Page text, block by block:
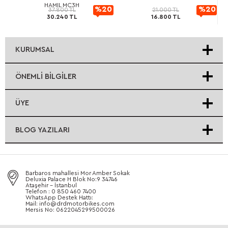
HAMIL MC3H
37.800 TL
30.240 TL
%20
İndirimli
21.000 TL
16.800 TL
%20
İndirimli
KURUMSAL
ÖNEMLI BILGILER
ÜYE
BLOG YAZILARI
Barbaros mahallesi Mor Amber Sokak
Deluxia Palace H Blok No:9 34746
Ataşehir - İstanbul
Telefon : 0 850 460 7400
WhatsApp Destek Hattı:
Mail: info@drdmotorbikes.com
Mersis No: 0622045299500026